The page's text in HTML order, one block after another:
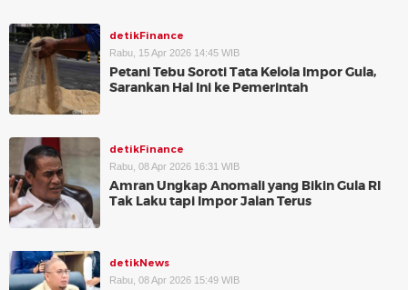
detikFinance
Rabu, 15 Apr 2026 14:45 WIB
Petani Tebu Soroti Tata Kelola Impor Gula,
Sarankan Hal Ini ke Pemerintah
detikFinance
Rabu, 08 Apr 2026 16:31 WIB
Amran Ungkap Anomali yang Bikin Gula RI
Tak Laku tapi Impor Jalan Terus
detikNews
Rabu, 08 Apr 2026 15:49 WIB